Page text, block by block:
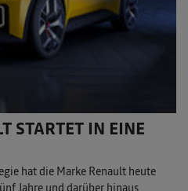
STARTET IN EINE
hat die Marke Renault heute
Jahre und darüber hinaus